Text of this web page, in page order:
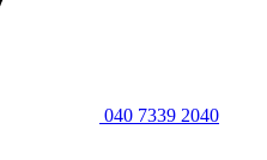
040 7339 2040